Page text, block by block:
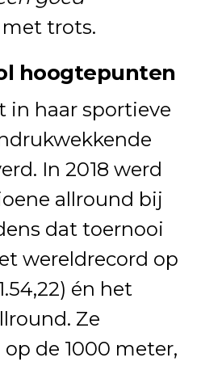
trots.
hoogtepunten
in haar sportieve
In 2018 werd
allround bij
dat toernooi
wereldrecord op
én het
Ze
de 1000 meter,